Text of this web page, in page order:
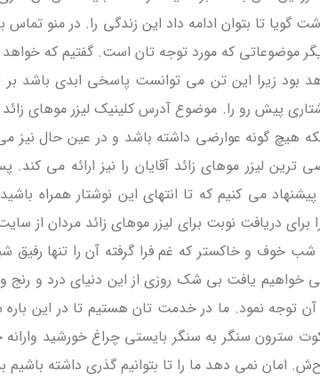
گویا تا بتوان ادامه داد این زندگی را. در منو تماس
موضوعاتی که مورد توجه تان است. گفتیم که
بود زیرا این تن می توانست پاسخی ابدی باشد بر
پیش رو را. موضوع آدرس کلینیک لیزر موهای
هیچ گونه عوارضی داشته باشد و در عین حال نیز
ترین لیزر موهای زائد آقایان را نیز ارائه می
می کنیم که تا انتهای این نوشتار همراه
برای دریافت نوبت برای لیزر موهای زائد مردان از
خوف و خاکستر که غم فرا گرفته آن را تنها رفیق
خواهیم یافت بی شک روزی از این دنیای درد و
توجه نمود. ما در خدمت تان هستیم تا در این
سترون سنگر به سنگر بایستی چراغ خورشید وارانه
امان نمی دهد ما را تا بتوانیم گذری داشته باشیم